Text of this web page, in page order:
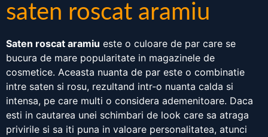
saten roscat aramiu
Saten roscat aramiu este o culoare de par care se
bucura de mare popularitate in magazinele de
cosmetice. Aceasta nuanta de par este o combinatie
intre saten si rosu, rezultand intr-o nuanta calda si
intensa, pe care multi o considera ademenitoare. Daca
esti in cautarea unei schimbari de look care sa atraga
privirile si sa iti puna in valoare personalitatea, atunci